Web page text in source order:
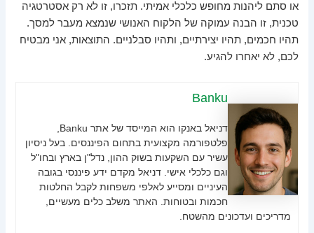
או סתם ליהנות מחופש כלכלי אמיתי. תזכרו, זו לא רק אסטרטגיה
טכנית, זו הבנה עמוקה של הלקוח האנושי שנמצא מעבר למסך.
תהיו חכמים, תהיו יצירתיים, ותהיו סבלניים. התוצאות, אני מבטיח
לכם, לא יאחרו להגיע.
Banku
פלטפורמה מקצועית בתחום הפיננסים. בעל ניסיון
עשיר עם השקעות בשוק ההון, נדל"ן בארץ ובחו"ל
וגם כלכלי אישי. דניאל מקדם ידע פיננסי בגובה
העיניים ומסייע לאלפי משפחות לקבל החלטות
חכמות ובטוחות. האתר משלב כלים מעשיים,
מדריכים ועדכונים מהשטח.